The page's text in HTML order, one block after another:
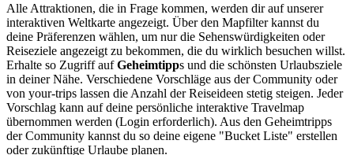
Alle Attraktionen, die in Frage kommen, werden dir auf unserer
interaktiven Weltkarte angezeigt. Über den Mapfilter kannst du
deine Präferenzen wählen, um nur die Sehenswürdigkeiten oder
Reiseziele angezeigt zu bekommen, die du wirklich besuchen willst.
Erhalte so Zugriff aufGeheimtipps und die schönsten Urlaubsziele
in deiner Nähe. Verschiedene Vorschläge aus der Community oder
von your-trips lassen die Anzahl der Reiseideen stetig steigen. Jeder
Vorschlag kann auf deine persönliche interaktive Travelmap
übernommen werden (Login erforderlich). Aus den Geheimtripps
der Community kannst du so deine eigene "Bucket Liste" erstellen
oder zukünftige Urlaube planen.